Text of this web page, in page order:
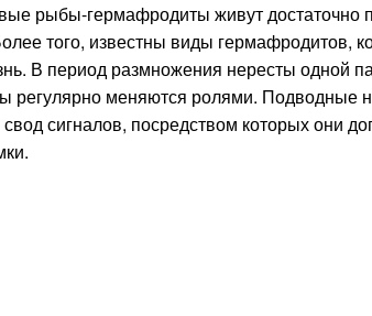
рыбы-гермафродиты живут достаточно
того, известны виды гермафродитов,
В период размножения нересты одной
регулярно меняются ролями. Подводные
сигналов, посредством которых они